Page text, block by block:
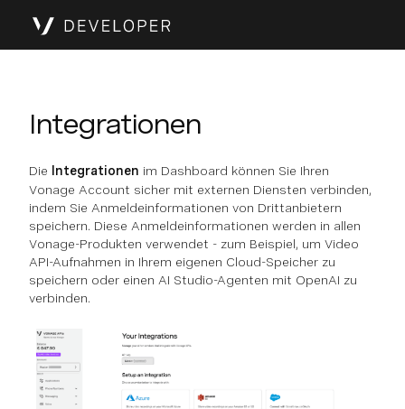
Integrationen
Die Integrationen im Dashboard können Sie Ihren
Vonage Account sicher mit externen Diensten verbinden,
indem Sie Anmeldeinformationen von Drittanbietern
speichern. Diese Anmeldeinformationen werden in allen
Vonage-Produkten verwendet - zum Beispiel, um Video
API-Aufnahmen in Ihrem eigenen Cloud-Speicher zu
speichern oder einen AI Studio-Agenten mit OpenAI zu
verbinden.